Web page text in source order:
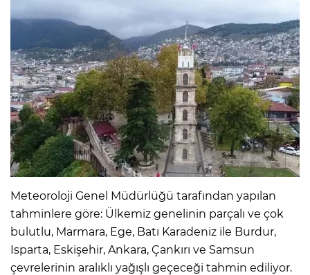
Meteoroloji Genel Müdürlüğü tarafından yapılan
tahminlere göre: Ülkemiz genelinin parçalı ve çok
bulutlu, Marmara, Ege, Batı Karadeniz ile Burdur,
Isparta, Eskişehir, Ankara, Çankırı ve Samsun
çevrelerinin aralıklı yağışlı geçeceği tahmin ediliyor.